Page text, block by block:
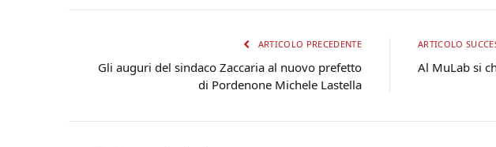
ARTICOLO PRECEDENTE
Gli auguri del sindaco Zaccaria al nuovo prefetto
di Pordenone Michele Lastella
ARTICOLO
Al MuLab si